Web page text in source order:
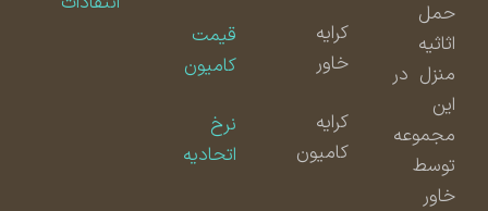
حمل
اثاثیه
منزل در
مجموعه
توسط
کامیون
قیمت
کامیون
اتحادیه